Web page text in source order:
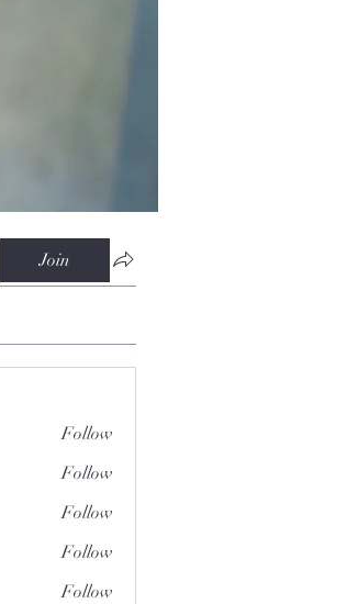
Join
Follow
Follow
Follow
Follow
Follow